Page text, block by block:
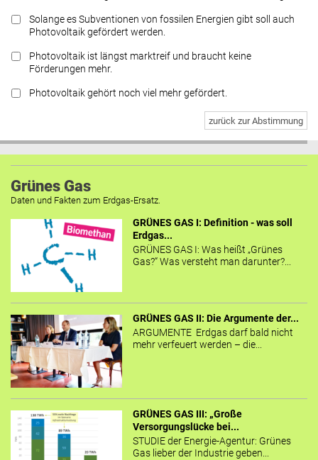
Solange es Subventionen von fossilen Energien gibt soll auch
Photovoltaik gefördert werden.
Photovoltaik ist längst marktreif und braucht keine
Förderungen mehr.
Photovoltaik gehört noch viel mehr gefördert.
zurück zur Abstimmung
Grünes Gas
Daten und Fakten zum Erdgas-Ersatz.
GRÜNES GAS I: Definition - was soll
Erdgas...
GRÜNES GAS I: Was heißt „Grünes
Gas?“ Was versteht man darunter?...
GRÜNES GAS II: Die Argumente der...
ARGUMENTE Erdgas darf bald nicht
mehr verfeuert werden – die...
GRÜNES GAS III: „Große
Versorgungslücke bei...
STUDIE der Energie-Agentur: Grünes
Gas lieber der Industrie geben...